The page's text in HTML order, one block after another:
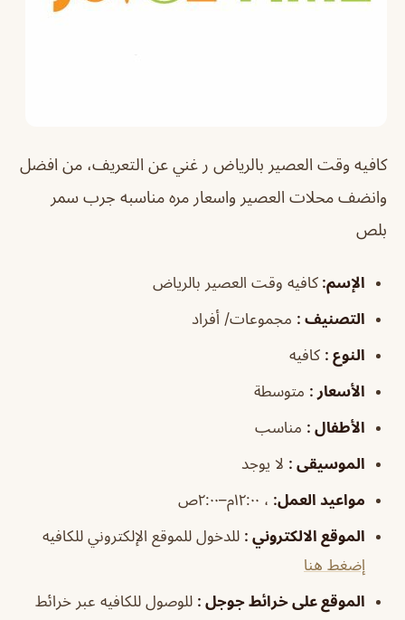
كافيه وقت العصير بالرياض ر غني عن التعريف، من افضل
وانضف محلات العصير واسعار مره مناسبه جرب سمر
بلص
الإسم: كافيه وقت العصير بالرياض
التصنيف : مجموعات/ أفراد
النوع : كافيه
الأسعار : متوسطة
الأطفال : مناسب
الموسيقى : لا يوجد
مواعيد العمل: ، ١٢:٠٠م–٢:٠٠ص
الموقع الالكتروني : للدخول للموقع الإلكتروني للكافيه
إضغط هنا
الموقع على خرائط جوجل : للوصول للكافيه عبر خرائط